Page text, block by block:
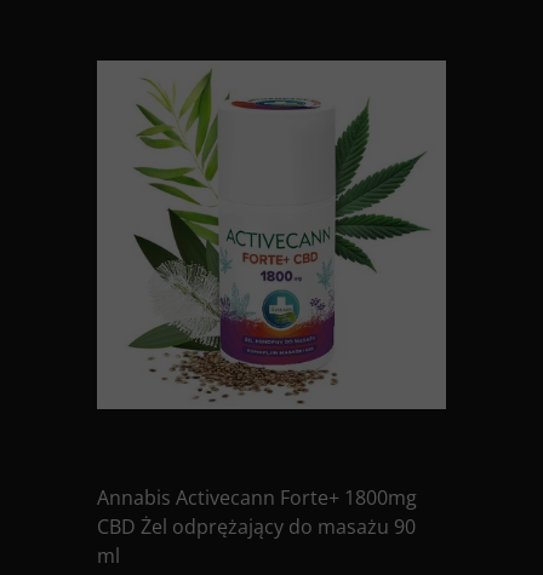
Annabis Activecann Forte+ 1800mg
CBD Żel odprężający do masażu 90
ml